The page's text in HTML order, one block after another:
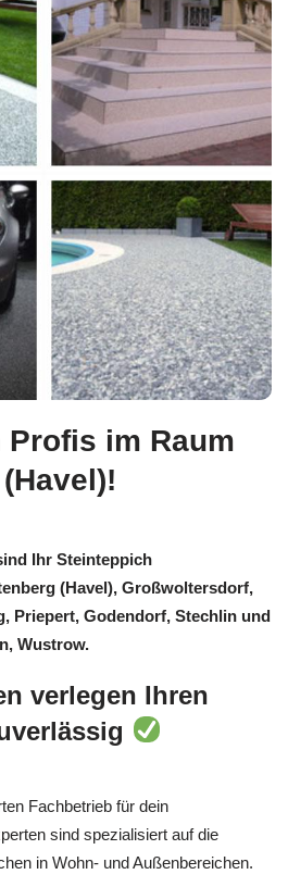
im Raum
Ihr Steinteppich
(Havel), Großwoltersdorf,
Priepert, Godendorf, Stechlin und
Wustrow.
verlegen Ihren
Fachbetrieb für dein
sind spezialisiert auf die
in Wohn- und Außenbereichen.